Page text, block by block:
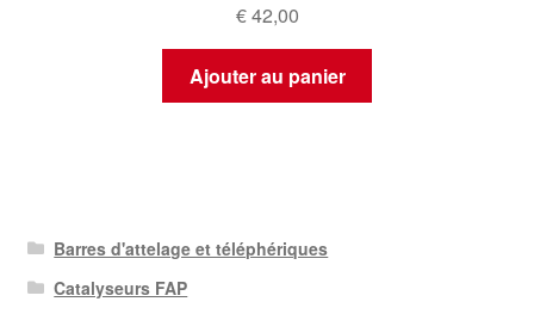
€42,00
Ajouter au panier
Barres d'attelage et téléphériques
Catalyseurs FAP